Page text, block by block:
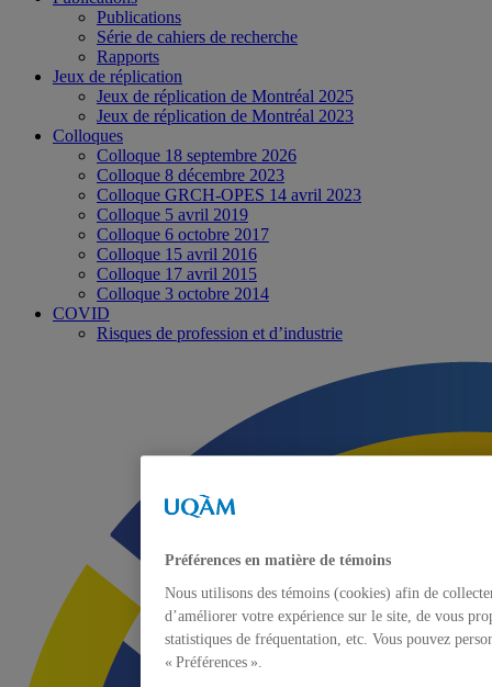
Publications
Série de cahiers de recherche
Rapports
Jeux de réplication
Jeux de réplication de Montréal 2025
Jeux de réplication de Montréal 2023
Colloques
Colloque 18 septembre 2026
Colloque 8 décembre 2023
Colloque GRCH-OPES 14 avril 2023
Colloque 5 avril 2019
Colloque 6 octobre 2017
Colloque 15 avril 2016
Colloque 17 avril 2015
Colloque 3 octobre 2014
COVID
Risques de profession et d’industrie
Préférences en matière de témoins
Nous utilisons des témoins (cookies) afin de
d’améliorer votre expérience sur le site, de vous
statistiques de fréquentation, etc. Vous pouvez
« Préférences ».